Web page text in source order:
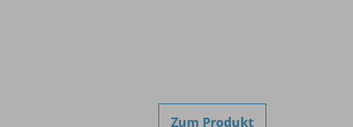
Zum Produkt